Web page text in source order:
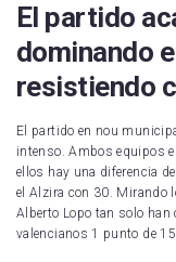
El partido
dominando
resistiendo
El partido en nou
intenso. Ambos equipos
ellos hay una diferencia
el Alzira con 30.
Alberto Lopo tan solo
valencianos 1 punto de